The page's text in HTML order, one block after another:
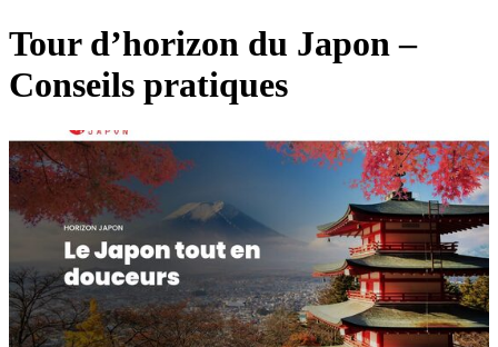
Tour d’horizon du Japon –
Conseils pratiques